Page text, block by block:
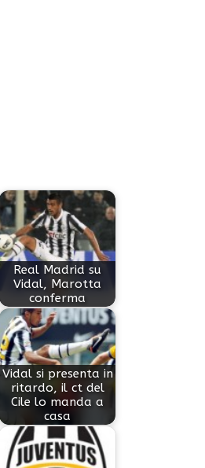
Real Madrid su
Vidal, Marotta
conferma
Vidal si presenta in
ritardo, il ct del
Cile lo manda a
casa